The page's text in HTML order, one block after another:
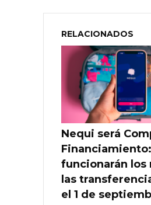
RELACIONADOS
Nequi será
funcionarán los
las
el 1 de